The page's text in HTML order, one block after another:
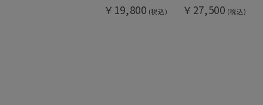
￥19,800 (税込) ￥27,500 (税込)